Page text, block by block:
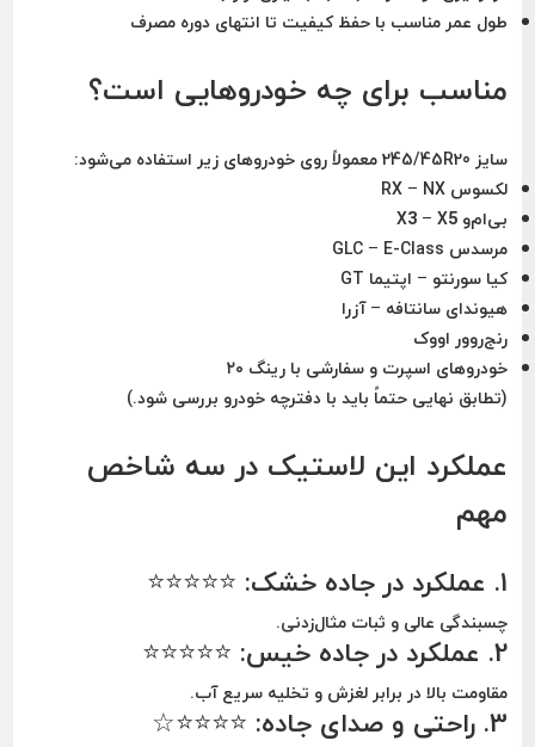
طول عمر مناسب با حفظ کیفیت تا انتهای دوره مصرف
مناسب برای چه خودروهایی است؟
سایز 245/45R20معمولاً روی خودروهای زیر استفاده می‌شود:
لکسوس RX – NX
بی‌ام‌و X3 – X5
مرسدس GLC – E-Class
کیا سورنتو – اپتیما GT
هیوندای سانتافه – آزرا
رنج‌روور اووک
خودروهای اسپرت و سفارشی با رینگ ۲۰
(تطابق نهایی حتماً باید با دفترچه خودرو بررسی شود.)
عملکرد این لاستیک در سه شاخص
مهم
1. عملکرد در جاده خشک: ⭐⭐⭐⭐⭐
چسبندگی عالی و ثبات مثال‌زدنی.
2. عملکرد در جاده خیس: ⭐⭐⭐⭐⭐
مقاومت بالا در برابر لغزش و تخلیه سریع آب.
3. راحتی و صدای جاده: ⭐⭐⭐⭐☆